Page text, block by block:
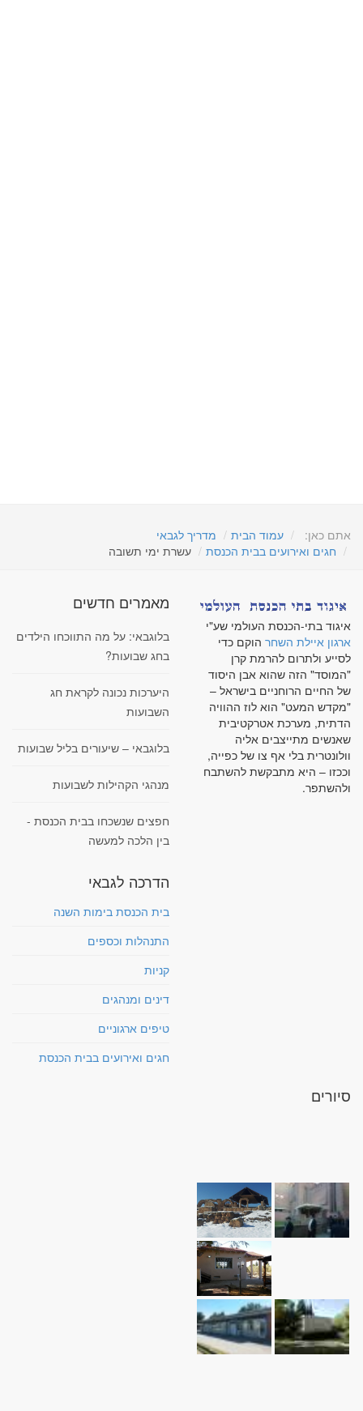
אתם כאן: עמוד הבית
מדריך לגבאי
חגים ואירועים בבית הכנסת
עשרת ימי תשובה
איגוד בתי-הכנסת העולמי שע"י
ארגון איילת השחר הוקם כדי
לסייע ולתרום להרמת קרן
"המוסד" הזה שהוא אבן היסוד
של החיים הרוחניים בישראל –
"מקדש המעט" הוא לוז ההוויה
הדתית, מערכת אטרקטיבית
שאנשים מתייצבים אליה
וולונטרית בלי אף צו של כפייה,
וככזו – היא מתבקשת להשתבח
ולהשתפר.
מאמרים חדשים
בלוגבאי: על מה התווכחו הילדים
בחג שבועות?
היערכות נכונה לקראת חג
השבועות
בלוגבאי – שיעורים בליל שבועות
מנהגי הקהילות לשבועות
חפצים שנשכחו בבית הכנסת -
בין הלכה למעשה
הדרכה לגבאי
בית הכנסת בימות השנה
התנהלות וכספים
קניות
דינים ומנהגים
טיפים ארגוניים
חגים ואירועים בבית הכנסת
סיורים